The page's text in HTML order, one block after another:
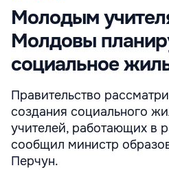
Молодым
Молдовы
социальное
Правительство
создания социального
учителей, работающих в
сообщил министр
Перчун.